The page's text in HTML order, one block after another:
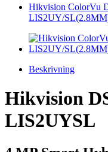
Hikvision ColorVu
LIS2UY/
Beskrivning
Hikvision
LIS2UYSL